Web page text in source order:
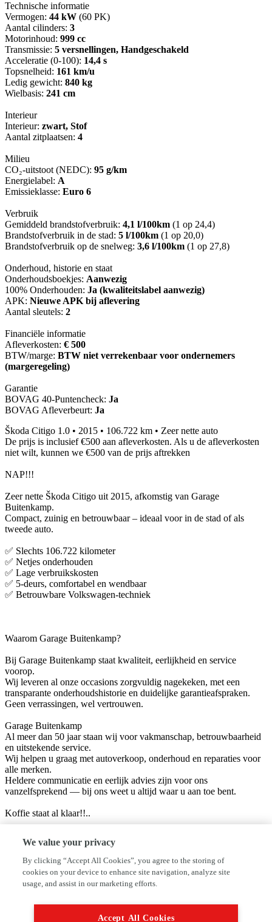
Technische informatie
Vermogen: 44 kW (60 PK)
Aantal cilinders: 3
Motorinhoud: 999 cc
Transmissie: 5 versnellingen, Handgeschakeld
Acceleratie (0-100): 14,4 s
Topsnelheid: 161 km/u
Ledig gewicht: 840 kg
Wielbasis: 241 cm
Interieur
Interieur: zwart, Stof
Aantal zitplaatsen: 4
Milieu
CO₂-uitstoot (NEDC): 95 g/km
Energielabel: A
Emissieklasse: Euro 6
Verbruik
Gemiddeld brandstofverbruik: 4,1 l/100km (1 op 24,4)
Brandstofverbruik in de stad: 5 l/100km (1 op 20,0)
Brandstofverbruik op de snelweg: 3,6 l/100km (1 op 27,8)
Onderhoud, historie en staat
Onderhoudsboekjes: Aanwezig
100% Onderhouden: Ja (kwaliteitslabel aanwezig)
APK: Nieuwe APK bij aflevering
Aantal sleutels: 2
Financiële informatie
Afleverkosten: € 500
BTW/marge: BTW niet verrekenbaar voor ondernemers
(margeregeling)
Garantie
BOVAG 40-Puntencheck: Ja
BOVAG Afleverbeurt: Ja
Škoda Citigo 1.0 • 2015 • 106.722 km • Zeer nette auto
De prijs is inclusief €500 aan afleverkosten. Als u de afleverkosten
niet wilt, kunnen we €500 van de prijs aftrekken
NAP!!!
Zeer nette Škoda Citigo uit 2015, afkomstig van Garage
Buitenkamp.
Compact, zuinig en betrouwbaar – ideaal voor in de stad of als
tweede auto.
✅ Slechts 106.722 kilometer
✅ Netjes onderhouden
✅ Lage verbruikskosten
✅ 5-deurs, comfortabel en wendbaar
✅ Betrouwbare Volkswagen-techniek
Waarom Garage Buitenkamp?
Bij Garage Buitenkamp staat kwaliteit, eerlijkheid en service
voorop.
Wij leveren al onze occasions zorgvuldig nagekeken, met een
transparante onderhoudshistorie en duidelijke garantieafspraken.
Geen verrassingen, wel vertrouwen.
Garage Buitenkamp
Al meer dan 50 jaar staan wij voor vakmanschap, betrouwbaarheid
en uitstekende service.
Wij helpen u graag met autoverkoop, onderhoud en reparaties voor
alle merken.
Heldere communicatie en eerlijk advies zijn voor ons
vanzelfsprekend — bij ons weet u altijd waar u aan toe bent.
Koffie staat al klaar!!..
Maandag: 08:30 – 17:00
Dinsdag: 08:30 – 17:00
Woensdag: 08:30 – 17:00
Donderdag: 08:30 – 17:00
Vrijdag: 08:30 – 17:00
We value your privacy
By clicking “Accept All Cookies”, you agree to the storing of
cookies on your device to enhance site navigation, analyze site
usage, and assist in our marketing efforts.
Accept All Cookies